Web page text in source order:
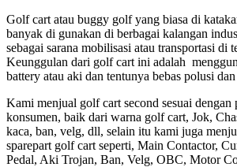
Golf cart atau buggy golf yang biasa di
banyak di gunakan di berbagai kalangan
sebagai sarana mobilisasi atau transportasi di
Keunggulan dari golf cart ini adalah
battery atau aki dan tentunya bebas polusi
Kami menjual golf cart second sesuai dengan
konsumen, baik dari warna golf cart, Jok,
kaca, ban, velg, dll, selain itu kami juga
sparepart golf cart seperti, Main Contactor,
Pedal, Aki Trojan, Ban, Velg, OBC, Motor